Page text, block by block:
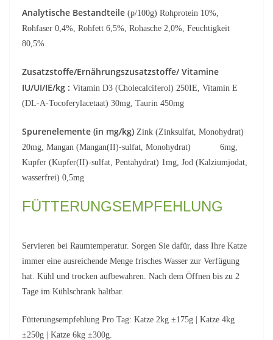
Analytische Bestandteile (p/100g) Rohprotein 10%,
Rohfaser 0,4%, Rohfett 6,5%, Rohasche 2,0%, Feuchtigkeit
80,5%
Zusatzstoffe/Ernährungszusatzstoffe/ Vitamine
IU/UI/IE/kg : Vitamin D3 (Cholecalciferol) 250IE, Vitamin E
(DL-A-Tocoferylacetaat) 30mg, Taurin 450mg
Spurenelemente (in mg/kg) Zink (Zinksulfat, Monohydrat)
20mg, Mangan (Mangan(II)-sulfat, Monohydrat) 6mg,
Kupfer (Kupfer(II)-sulfat, Pentahydrat) 1mg, Jod (Kalziumjodat,
wasserfrei) 0,5mg
FÜTTERUNGSEMPFEHLUNG
Servieren bei Raumtemperatur. Sorgen Sie dafür, dass Ihre Katze
immer eine ausreichende Menge frisches Wasser zur Verfügung
hat. Kühl und trocken aufbewahren. Nach dem Öffnen bis zu 2
Tage im Kühlschrank haltbar.
Fütterungsempfehlung Pro Tag: Katze 2kg ±175g | Katze 4kg
±250g | Katze 6kg ±300g.